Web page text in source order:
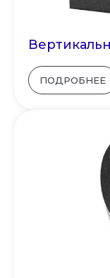
ПОДРОБНЕЕ